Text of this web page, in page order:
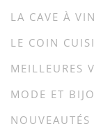
LA CAVE À VIN
LE COIN
MEILLEURES
MODE ET
NOUVEAUTÉS